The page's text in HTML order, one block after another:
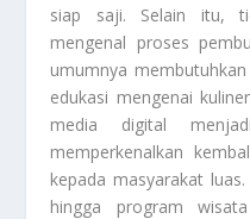
siap saji. Selain itu,
mengenal proses
umumnya
edukasi mengenai
media digital
memperkenalkan
kepada masyarakat
hingga program